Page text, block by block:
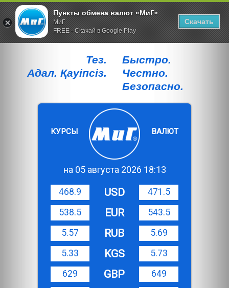
Тез.
Адал. Қауiпсiз.
Быстро.
Честно.
Безопасно.
КУРСЫ ВАЛЮТ
на 05 августа 2026 18:13
468.9 USD
471.5
538.5
EUR
543.5
5.57
RUB
5.69
5.33
KGS
5.73
629
GBP
649
Пункты обмена валют «МиГ»
МиГ
FREE - Скачай в Google Play
Скачать